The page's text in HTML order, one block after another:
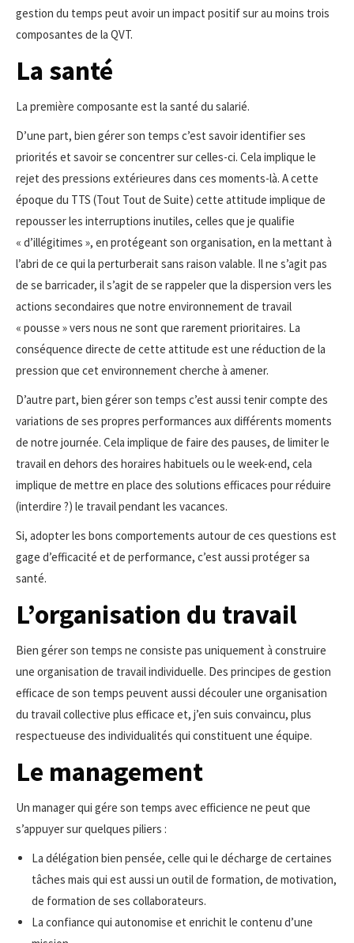
gestion du temps peut avoir un impact positif sur au moins trois
composantes de la QVT.
La santé
La première composante est la santé du salarié.
D’une part, bien gérer son temps c’est savoir identifier ses
priorités et savoir se concentrer sur celles-ci. Cela implique le
rejet des pressions extérieures dans ces moments-là. A cette
époque du TTS (Tout Tout de Suite) cette attitude implique de
repousser les interruptions inutiles, celles que je qualifie
« d’illégitimes », en protégeant son organisation, en la mettant à
l’abri de ce qui la perturberait sans raison valable. Il ne s’agit pas
de se barricader, il s’agit de se rappeler que la dispersion vers les
actions secondaires que notre environnement de travail
« pousse » vers nous ne sont que rarement prioritaires. La
conséquence directe de cette attitude est une réduction de la
pression que cet environnement cherche à amener.
D’autre part, bien gérer son temps c’est aussi tenir compte des
variations de ses propres performances aux différents moments
de notre journée. Cela implique de faire des pauses, de limiter le
travail en dehors des horaires habituels ou le week-end, cela
implique de mettre en place des solutions efficaces pour réduire
(interdire ?) le travail pendant les vacances.
Si, adopter les bons comportements autour de ces questions est
gage d’efficacité et de performance, c’est aussi protéger sa
santé.
L’organisation du travail
Bien gérer son temps ne consiste pas uniquement à construire
une organisation de travail individuelle. Des principes de gestion
efficace de son temps peuvent aussi découler une organisation
du travail collective plus efficace et, j’en suis convaincu, plus
respectueuse des individualités qui constituent une équipe.
Le management
Un manager qui gére son temps avec efficience ne peut que
s’appuyer sur quelques piliers :
La délégation bien pensée, celle qui le décharge de certaines
tâches mais qui est aussi un outil de formation, de motivation,
de formation de ses collaborateurs.
La confiance qui autonomise et enrichit le contenu d’une